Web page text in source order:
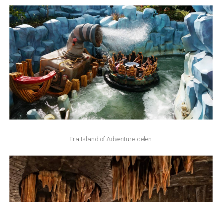
Fra Island of Adventure-delen.